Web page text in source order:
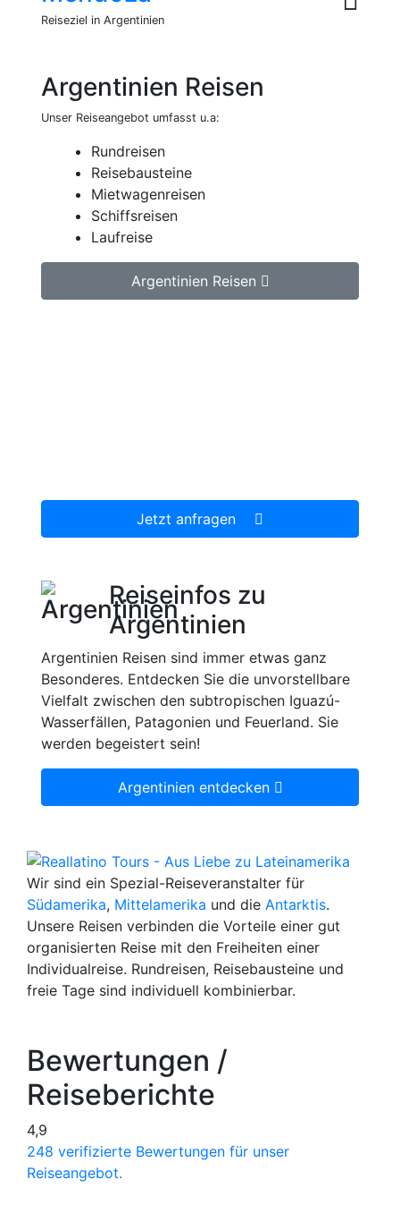
Reiseziel in Argentinien
Argentinien Reisen
Unser Reiseangebot umfasst u.a:
Rundreisen
Reisebausteine
Mietwagenreisen
Schiffsreisen
Laufreise
Argentinien Reisen
Jetzt anfragen
Reiseinfos zu
Argentinien
Argentinien Reisen sind immer etwas ganz
Besonderes. Entdecken Sie die unvorstellbare
Vielfalt zwischen den subtropischen Iguazú-
Wasserfällen, Patagonien und Feuerland. Sie
werden begeistert sein!
Argentinien entdecken
Wir sind ein Spezial-Reiseveranstalter für
Südamerika, Mittelamerika und die Antarktis.
Unsere Reisen verbinden die Vorteile einer gut
organisierten Reise mit den Freiheiten einer
Individualreise. Rundreisen, Reisebausteine und
freie Tage sind individuell kombinierbar.
Bewertungen /
Reiseberichte
4,9
248 verifizierte Bewertungen für unser
Reiseangebot.